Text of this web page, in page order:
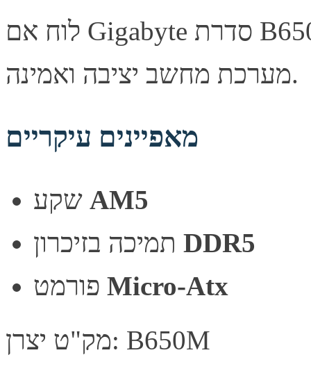
לוח אם Gigabyte סדרת B650M, מספק יציבות ואמינות לבניית
מערכת מחשב יציבה ואמינה.
מאפיינים עיקריים
AM5
DDR5
Micro-Atx
מק"ט יצרן: B650M